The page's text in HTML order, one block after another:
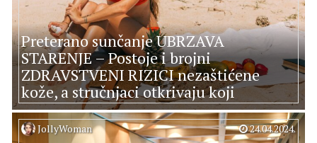
Preterano sunčanje UBRZAVA
STARENJE – Postoje i brojni
ZDRAVSTVENI RIZICI nezaštićene
kože, a stručnjaci otkrivaju koji
JollyWoman 24.04.2024.